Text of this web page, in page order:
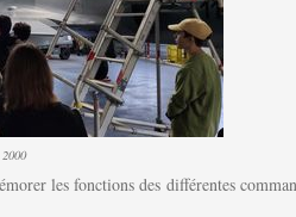
les fonctions des différentes